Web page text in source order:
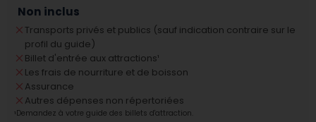
Non inclus
Transports privés et publics (sauf indication contraire sur le
profil du guide)
Billet d'entrée aux attractions¹
Les frais de nourriture et de boisson
Assurance
Autres dépenses non répertoriées
¹Demandez à votre guide des billets d'attraction.